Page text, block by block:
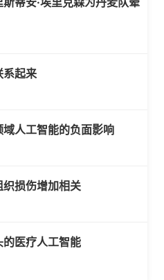
系起来
人工智能的负面影响
损伤增加相关
医疗人工智能